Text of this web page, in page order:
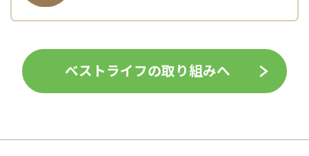
ベストライフの取り組みへ